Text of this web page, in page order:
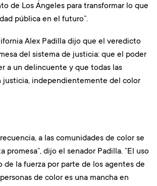
de Los Ángeles para transformar lo que
pública en el futuro”.
Alex Padilla dijo que el veredicto
del sistema de justicia: que el poder
a un delincuente y que todas las
justicia, independientemente del color
a las comunidades de color se
promesa”, dijo el senador Padilla. “El uso
de la fuerza por parte de los agentes de
de color es una mancha en